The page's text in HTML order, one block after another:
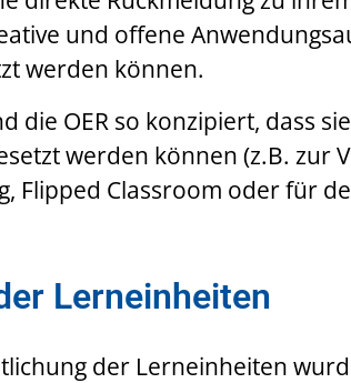
und offene
werden können.
die OER so konzipiert, dass
werden können (z.B.
Flipped Classroom oder für
Lerneinheiten
der Lerneinheiten